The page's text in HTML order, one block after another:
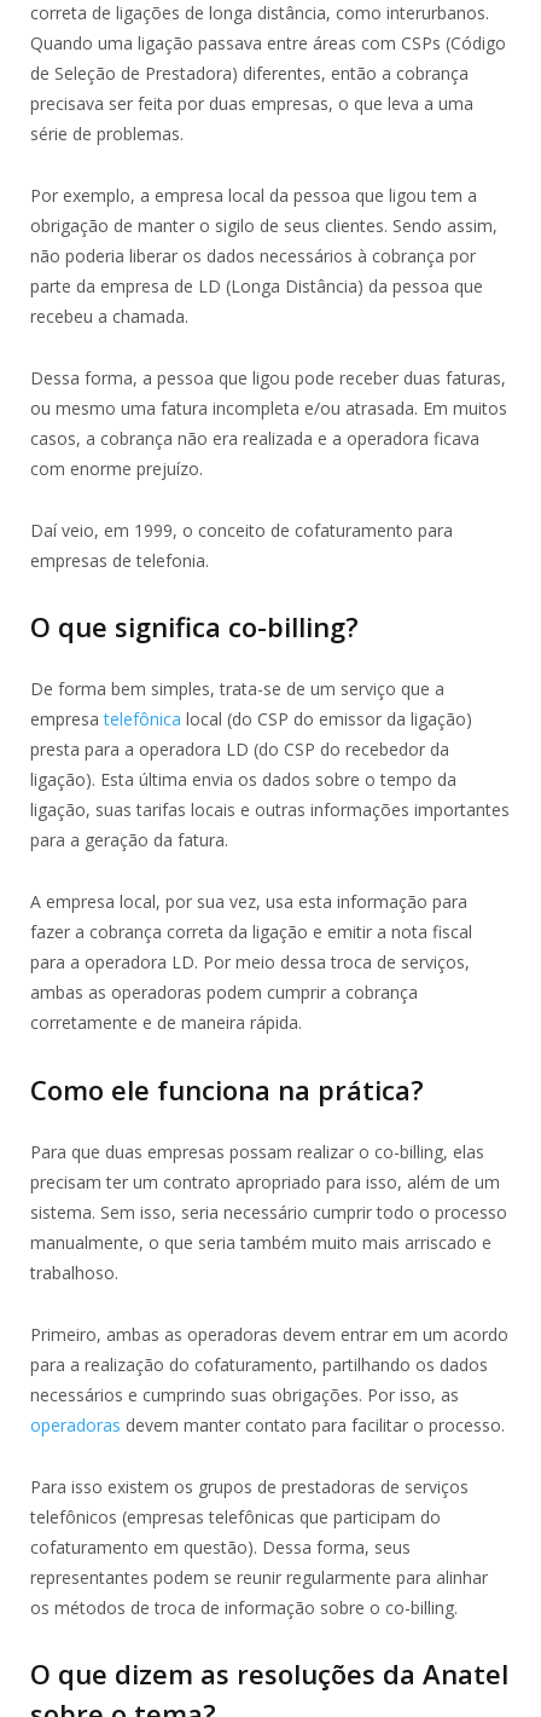
correta de ligações de longa distância, como interurbanos.
Quando uma ligação passava entre áreas com CSPs (Código
de Seleção de Prestadora) diferentes, então a cobrança
precisava ser feita por duas empresas, o que leva a uma
série de problemas.
Por exemplo, a empresa local da pessoa que ligou tem a
obrigação de manter o sigilo de seus clientes. Sendo assim,
não poderia liberar os dados necessários à cobrança por
parte da empresa de LD (Longa Distância) da pessoa que
recebeu a chamada.
Dessa forma, a pessoa que ligou pode receber duas faturas,
ou mesmo uma fatura incompleta e/ou atrasada. Em muitos
casos, a cobrança não era realizada e a operadora ficava
com enorme prejuízo.
Daí veio, em 1999, o conceito de cofaturamento para
empresas de telefonia.
O que significa co-billing?
De forma bem simples, trata-se de um serviço que a
empresatelefônica local (do CSP do emissor da ligação)
presta para a operadora LD (do CSP do recebedor da
ligação). Esta última envia os dados sobre o tempo da
ligação, suas tarifas locais e outras informações importantes
para a geração da fatura.
A empresa local, por sua vez, usa esta informação para
fazer a cobrança correta da ligação e emitir a nota fiscal
para a operadora LD. Por meio dessa troca de serviços,
ambas as operadoras podem cumprir a cobrança
corretamente e de maneira rápida.
Como ele funciona na prática?
Para que duas empresas possam realizar o co-billing, elas
precisam ter um contrato apropriado para isso, além de um
sistema. Sem isso, seria necessário cumprir todo o processo
manualmente, o que seria também muito mais arriscado e
trabalhoso.
Primeiro, ambas as operadoras devem entrar em um acordo
para a realização do cofaturamento, partilhando os dados
necessários e cumprindo suas obrigações. Por isso, as
operadoras devem manter contato para facilitar o processo.
Para isso existem os grupos de prestadoras de serviços
telefônicos (empresas telefônicas que participam do
cofaturamento em questão). Dessa forma, seus
representantes podem se reunir regularmente para alinhar
os métodos de troca de informação sobre o co-billing.
O que dizem as resoluções da Anatel